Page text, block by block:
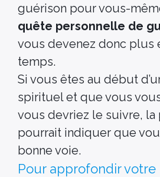
guérison pour vous-
quête personnelle de
vous devenez donc plus
temps.
Si vous êtes au début
spirituel et que vous
vous devriez le suivre,
pourrait indiquer que
bonne voie.
Pour approfondir votre